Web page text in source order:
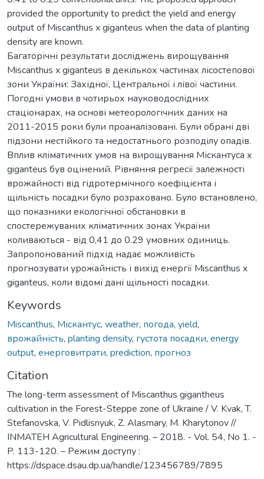
provided the opportunity to predict the yield and energy
output of Miscanthus x giganteus when the data of planting
density are known.
Багаторічні результати досліджень вирощування
Miscanthus x giganteus в декількох частинах лісостепової
зони України: Західної, Центральної і лівої частини.
Погодні умови в чотирьох науководослідних
стаціонарах, на основі метеорологічних даних на
2011-2015 роки були проаналізовані. Були обрані дві
підзони нестійкого та недостатнього розподілу опадів.
Вплив кліматичних умов на вирощування Міскантуса х
giganteus був оцінений. Рівняння регресії залежності
врожайності від гідротермічного коефіцієнта і
щільність посадки було розраховано. Було встановлено,
що показники екологічної обстановки в
спостережуваних кліматичних зонах України
коливаються - від 0,41 до 0.29 умовних одиниць.
Запропонований підхід надає можливість
прогнозувати урожайність і вихід енергії Miscanthus x
giganteus, коли відомі дані щільності посадки.
Keywords
Miscanthus, Міскантус, weather, погода, yield,
врожайність, planting density, густота посадки, energy
output, енерговитрати, prediction, прогноз
Citation
The long-term assessment of Miscanthus gigantheus
cultivation in the Forest-Steppe zone of Ukraine / V. Kvak, T.
Stefanovska, V. Pidlisnyuk, Z. Alasmary, M. Kharytonov //
INMATEH Agricultural Engineering. – 2018. - Vol. 54, No 1. -
P. 113-120. – Режим доступу :
https://dspace.dsau.dp.ua/handle/123456789/7895